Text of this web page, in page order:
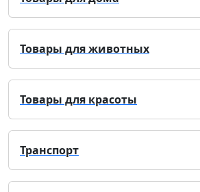
Товары для животных
Товары для красоты
Транспорт